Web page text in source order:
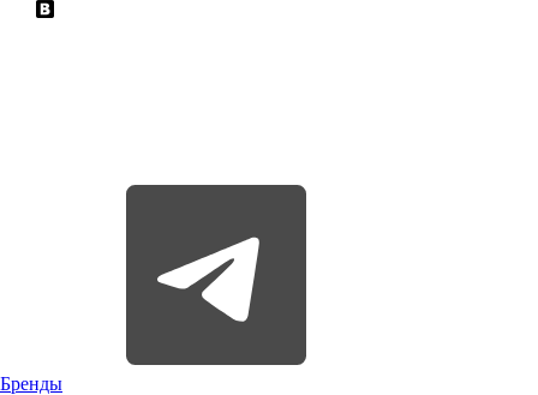
Бренды